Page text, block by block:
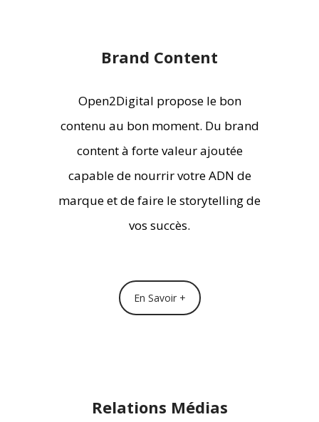
Brand Content
Open2Digital propose le bon
contenu au bon moment. Du brand
content à forte valeur ajoutée
capable de nourrir votre ADN de
marque et de faire le storytelling de
vos succès.
En Savoir +
Relations Médias